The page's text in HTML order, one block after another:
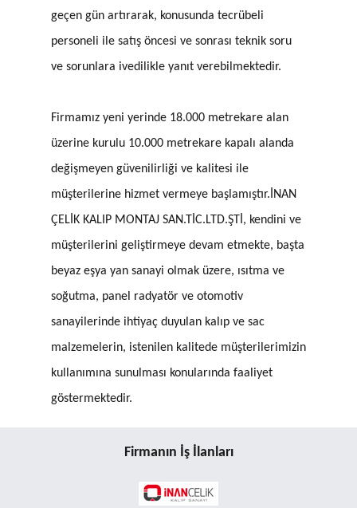
geçen gün artırarak, konusunda tecrübeli
personeli ile satış öncesi ve sonrası teknik soru
ve sorunlara ivedilikle yanıt verebilmektedir.
Firmamız yeni yerinde 18.000 metrekare alan
üzerine kurulu 10.000 metrekare kapalı alanda
değişmeyen güvenilirliği ve kalitesi ile
müşterilerine hizmet vermeye başlamıştır.İNAN
ÇELİK KALIP MONTAJ SAN.TİC.LTD.ŞTİ, kendini ve
müşterilerini geliştirmeye devam etmekte, başta
beyaz eşya yan sanayi olmak üzere, ısıtma ve
soğutma, panel radyatör ve otomotiv
sanayilerinde ihtiyaç duyulan kalıp ve sac
malzemelerin, istenilen kalitede müşterilerimizin
kullanımına sunulması konularında faaliyet
göstermektedir.
Firmanın İş İlanları